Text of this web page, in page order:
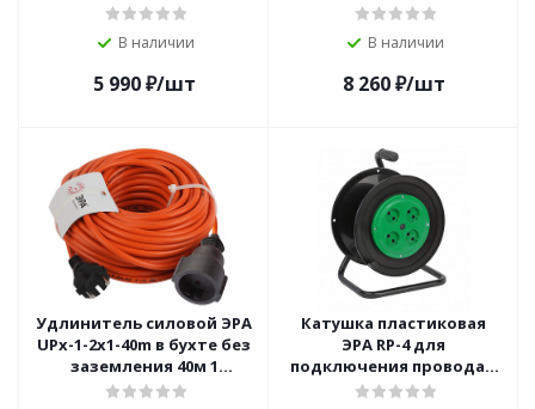
В наличии
5 990₽/шт
В наличии
8 260₽/шт
Удлинитель силовой ЭРА
UPx-1-2x1-40m в бухте без
заземления 40м 1
розетка ПВС 2х1мм2
Катушка пластиковая
ЭРА RP-4 для
подключения провода 4
розетки без заземления